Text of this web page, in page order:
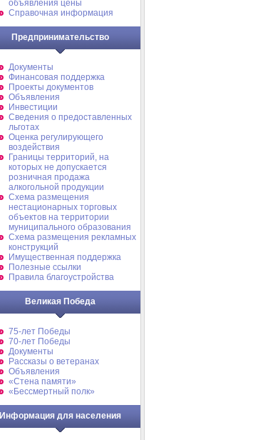
объявления цены
Справочная информация
Предпринимательство
Документы
Финансовая поддержка
Проекты документов
Объявления
Инвестиции
Сведения о предоставленных
льготах
Оценка регулирующего
воздействия
Границы территорий, на
которых не допускается
розничная продажа
алкогольной продукции
Схема размещения
нестационарных торговых
объектов на территории
муниципального образования
Схема размещения рекламных
конструкций
Имущественная поддержка
Полезные ссылки
Правила благоустройства
Великая Победа
75-лет Победы
70-лет Победы
Документы
Рассказы о ветеранах
Объявления
«Стена памяти»
«Бессмертный полк»
Информация для населения